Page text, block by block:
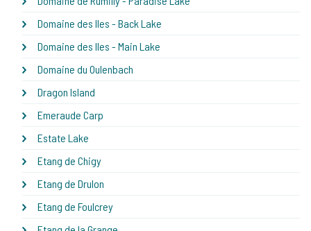
Domaine des Iles - Back Lake
Domaine des Iles - Main Lake
Domaine du Oulenbach
Dragon Island
Emeraude Carp
Estate Lake
Etang de Chigy
Etang de Drulon
Etang de Foulcrey